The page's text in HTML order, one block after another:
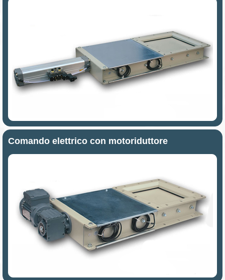
Comando elettrico con motoriduttore